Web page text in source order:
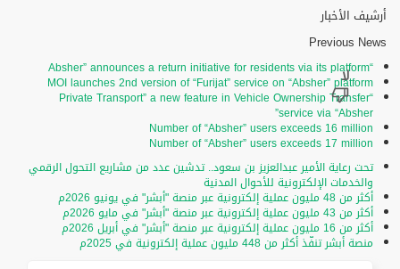
أرشيف الأخبار
Previous News
“Absher” announces a return initiative for residents via its platform
MOI launches 2nd version of “Furijat” service on “Absher” platform
“Private Transport” a new feature in Vehicle Ownership Transfer
service via “Absher”
Number of “Absher” users exceeds 16 million
Number of “Absher” users exceeds 17 million
تحت رعاية الأمير عبدالعزيز بن سعود.. تدشين عدد من مشاريع التحول الرقمي
والخدمات الإلكترونية للأحوال المدنية
أكثر من 48 مليون عملية إلكترونية عبر منصة "أبشر" في يونيو 2026م
أكثر من 43 مليون عملية إلكترونية عبر منصة "أبشر" في مايو 2026م
أكثر من 16 مليون عملية إلكترونية عبر منصة "أبشر" في أبريل 2026م
منصة أبشر تنفّذ أكثر من 448 مليون عملية إلكترونية في 2025م